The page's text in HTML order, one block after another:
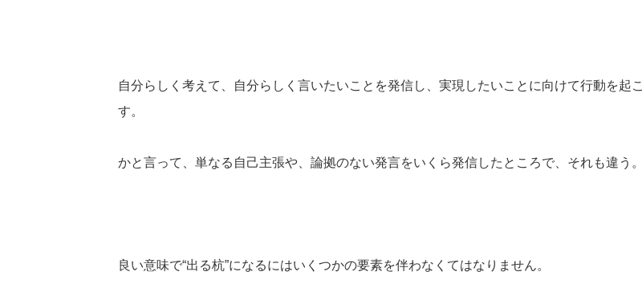
自分らしく考えて、自分らしく言いたいことを発信し、実現したいことに向けて行動を起こ
す。
かと言って、単なる自己主張や、論拠のない発言をいくら発信したところで、それも違う。
良い意味で“出る杭”になるにはいくつかの要素を伴わなくてはなりません。